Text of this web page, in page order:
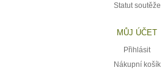
Statut soutěže
MŮJ ÚČET
Přihlásit
Nákupní košík